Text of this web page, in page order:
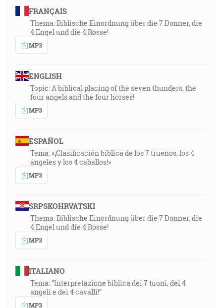
FRANÇAIS
Thema: Biblische Einordnung über die 7 Donner, die
4 Engel und die 4 Rosse!
MP3
ENGLISH
Topic: A biblical placing of the seven thunders, the
four angels and the four horses!
MP3
ESPAÑOL
Tema: «¡Clasificación bíblica de los 7 truenos, los 4
ángeles y los 4 caballos!»
MP3
SRPSKOHRVATSKI
Thema: Biblische Einordnung über die 7 Donner, die
4 Engel und die 4 Rosse!
MP3
ITALIANO
Tema: “Interpretazione biblica dei 7 tuoni, dei 4
angeli e dei 4 cavalli!”
MP3